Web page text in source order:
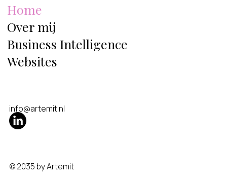
Home
Over mij
Business Intelligence
Websites
© 2035 by Artemit
info@artemit.nl